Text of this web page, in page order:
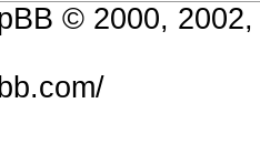
© 2000,